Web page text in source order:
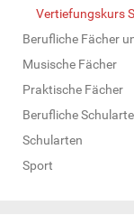
Vertiefungskurs
Berufliche Fächer
Musische Fächer
Praktische Fächer
Berufliche
Schularten
Sport